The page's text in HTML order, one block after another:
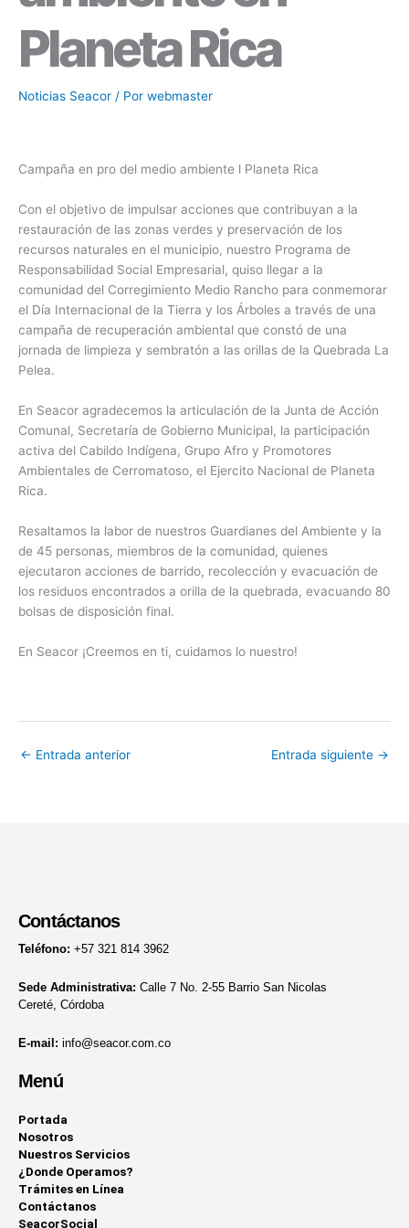
Planeta Rica
Noticias Seacor / Por webmaster
Campaña en pro del medio ambiente l Planeta Rica
Con el objetivo de impulsar acciones que contribuyan a la
restauración de las zonas verdes y preservación de los
recursos naturales en el municipio, nuestro Programa de
Responsabilidad Social Empresarial, quiso llegar a la
comunidad del Corregimiento Medio Rancho para conmemorar
el Día Internacional de la Tierra y los Árboles a través de una
campaña de recuperación ambiental que constó de una
jornada de limpieza y sembratón a las orillas de la Quebrada La
Pelea.
En Seacor agradecemos la articulación de la Junta de Acción
Comunal, Secretaría de Gobierno Municipal, la participación
activa del Cabildo Indígena, Grupo Afro y Promotores
Ambientales de Cerromatoso, el Ejercito Nacional de Planeta
Rica.
Resaltamos la labor de nuestros Guardianes del Ambiente y la
de 45 personas, miembros de la comunidad, quienes
ejecutaron acciones de barrido, recolección y evacuación de
los residuos encontrados a orilla de la quebrada, evacuando 80
bolsas de disposición final.
En Seacor ¡Creemos en ti, cuidamos lo nuestro!
← Entrada anterior Entrada siguiente →
Contáctanos
Teléfono: +57 321 814 3962
Sede Administrativa: Calle 7 No. 2-55 Barrio San Nicolas
Cereté, Córdoba
E-mail: info@seacor.com.co
Menú
Portada
Nosotros
Nuestros Servicios
¿Donde Operamos?
Trámites en Línea
Contáctanos
SeacorSocial